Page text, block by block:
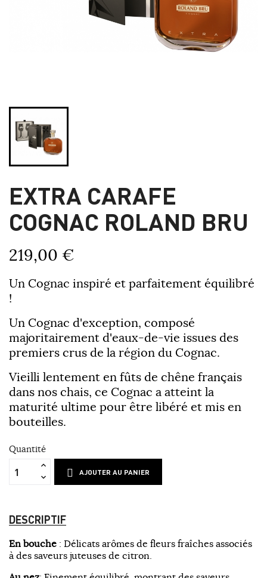
EXTRA CARAFE
COGNAC ROLAND BRU
219,00 €
Un Cognac inspiré et parfaitement équilibré
!
Un Cognac d'exception, composé
majoritairement d'eaux-de-vie issues des
premiers crus de la région du Cognac.
Vieilli lentement en fûts de chêne français
dans nos chais, ce Cognac a atteint la
maturité ultime pour être libéré et mis en
bouteilles.
Quantité
AJOUTER AU PANIER
DESCRIPTIF
En bouche : Délicats arômes de fleurs fraîches associés
à des saveurs juteuses de citron.